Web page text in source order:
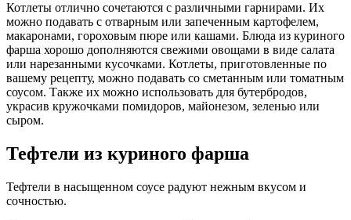
Котлеты отлично сочетаются с различными гарнирами. Их
можно подавать с отварным или запеченным картофелем,
макаронами, гороховым пюре или кашами. Блюда из куриного
фарша хорошо дополняются свежими овощами в виде салата
или нарезанными кусочками. Котлеты, приготовленные по
вашему рецепту, можно подавать со сметанным или томатным
соусом. Также их можно использовать для бутербродов,
украсив кружочками помидоров, майонезом, зеленью или
сыром.
Тефтели из куриного фарша
Тефтели в насыщенном соусе радуют нежным вкусом и
сочностью.